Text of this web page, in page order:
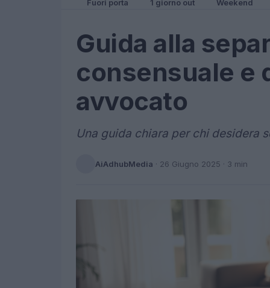
Fuori porta 1 giorno out Weekend
Guida alla
consensuale e
avvocato
Una guida chiara per chi desidera
AiAdhubMedia · 26 Giugno 2025 · 3 min